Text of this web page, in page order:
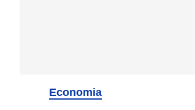
Economia